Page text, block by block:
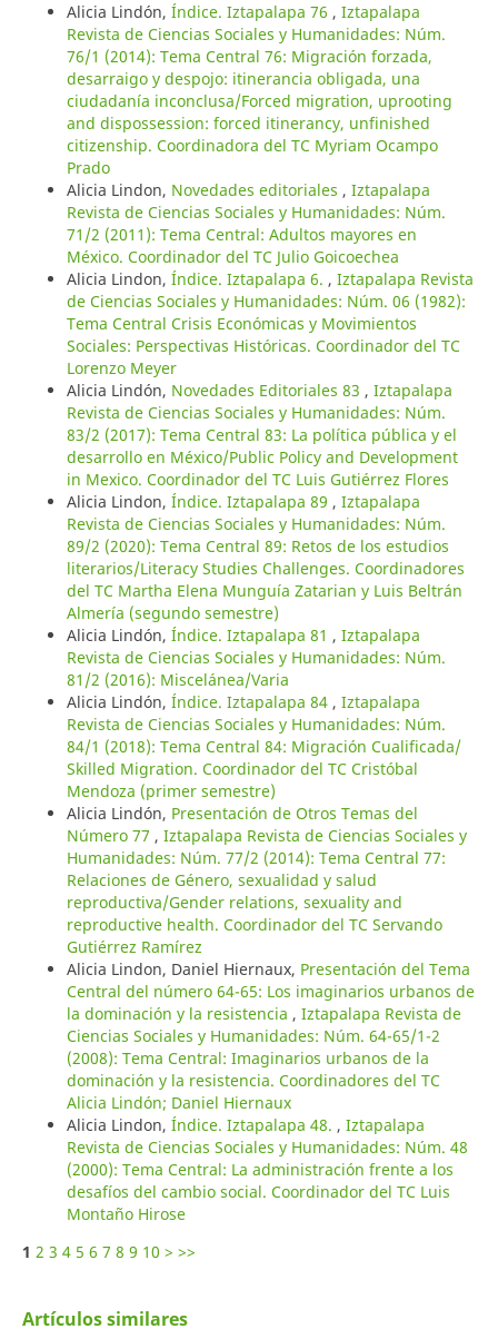
Alicia Lindón, Índice. Iztapalapa 76 , Iztapalapa
Revista de Ciencias Sociales y Humanidades: Núm.
76/1 (2014): Tema Central 76: Migración forzada,
desarraigo y despojo: itinerancia obligada, una
ciudadanía inconclusa/Forced migration, uprooting
and dispossession: forced itinerancy, unfinished
citizenship. Coordinadora del TC Myriam Ocampo
Prado
Alicia Lindon, Novedades editoriales , Iztapalapa
Revista de Ciencias Sociales y Humanidades: Núm.
71/2 (2011): Tema Central: Adultos mayores en
México. Coordinador del TC Julio Goicoechea
Alicia Lindon, Índice. Iztapalapa 6. , Iztapalapa Revista
de Ciencias Sociales y Humanidades: Núm. 06 (1982):
Tema Central Crisis Económicas y Movimientos
Sociales: Perspectivas Históricas. Coordinador del TC
Lorenzo Meyer
Alicia Lindón, Novedades Editoriales 83 , Iztapalapa
Revista de Ciencias Sociales y Humanidades: Núm.
83/2 (2017): Tema Central 83: La política pública y el
desarrollo en México/Public Policy and Development
in Mexico. Coordinador del TC Luis Gutiérrez Flores
Alicia Lindon, Índice. Iztapalapa 89 , Iztapalapa
Revista de Ciencias Sociales y Humanidades: Núm.
89/2 (2020): Tema Central 89: Retos de los estudios
literarios/Literacy Studies Challenges. Coordinadores
del TC Martha Elena Munguía Zatarian y Luis Beltrán
Almería (segundo semestre)
Alicia Lindón, Índice. Iztapalapa 81 , Iztapalapa
Revista de Ciencias Sociales y Humanidades: Núm.
81/2 (2016): Miscelánea/Varia
Alicia Lindón, Índice. Iztapalapa 84 , Iztapalapa
Revista de Ciencias Sociales y Humanidades: Núm.
84/1 (2018): Tema Central 84: Migración Cualificada/
Skilled Migration. Coordinador del TC Cristóbal
Mendoza (primer semestre)
Alicia Lindón, Presentación de Otros Temas del
Número 77 , Iztapalapa Revista de Ciencias Sociales y
Humanidades: Núm. 77/2 (2014): Tema Central 77:
Relaciones de Género, sexualidad y salud
reproductiva/Gender relations, sexuality and
reproductive health. Coordinador del TC Servando
Gutiérrez Ramírez
Alicia Lindon, Daniel Hiernaux, Presentación del Tema
Central del número 64-65: Los imaginarios urbanos de
la dominación y la resistencia , Iztapalapa Revista de
Ciencias Sociales y Humanidades: Núm. 64-65/1-2
(2008): Tema Central: Imaginarios urbanos de la
dominación y la resistencia. Coordinadores del TC
Alicia Lindón; Daniel Hiernaux
Alicia Lindon, Índice. Iztapalapa 48. , Iztapalapa
Revista de Ciencias Sociales y Humanidades: Núm. 48
(2000): Tema Central: La administración frente a los
desafíos del cambio social. Coordinador del TC Luis
Montaño Hirose
1 2 3 4 5 6 7 8 9 10 > >>
Artículos similares